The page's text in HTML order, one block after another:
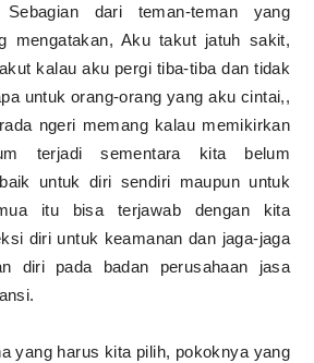
dari teman-teman yang
mengatakan, Aku takut jatuh sakit,
kalau aku pergi tiba-tiba dan tidak
untuk orang-orang yang aku cintai,,
ngeri memang kalau memikirkan
terjadi sementara kita belum
untuk diri sendiri maupun untuk
itu bisa terjawab dengan kita
diri untuk keamanan dan jaga-jaga
diri pada badan perusahaan jasa
yang harus kita pilih, pokoknya yang